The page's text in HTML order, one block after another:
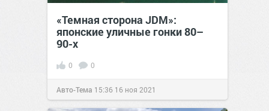
«Темная сторона JDM»:
японские уличные гонки 80–
90-х
0 0
Авто-Тема 15:36 16 ноя 2021